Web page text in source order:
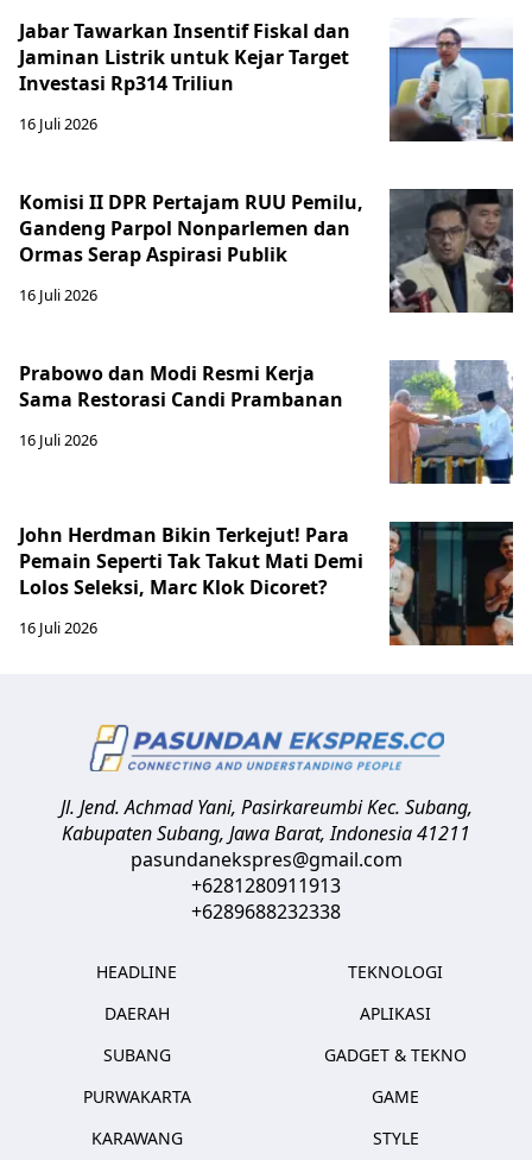
Jabar Tawarkan Insentif Fiskal dan
Jaminan Listrik untuk Kejar Target
Investasi Rp314 Triliun
16 Juli 2026
Komisi II DPR Pertajam RUU Pemilu,
Gandeng Parpol Nonparlemen dan
Ormas Serap Aspirasi Publik
16 Juli 2026
Prabowo dan Modi Resmi Kerja
Sama Restorasi Candi Prambanan
16 Juli 2026
John Herdman Bikin Terkejut! Para
Pemain Seperti Tak Takut Mati Demi
Lolos Seleksi, Marc Klok Dicoret?
16 Juli 2026
Jl. Jend. Achmad Yani, Pasirkareumbi Kec. Subang,
Kabupaten Subang, Jawa Barat,Indonesia41211
pasundanekspres@gmail.com
+6281280911913
+6289688232338
HEADLINE
DAERAH
SUBANG
PURWAKARTA
KARAWANG
TEKNOLOGI
APLIKASI
GADGET & TEKNO
GAME
STYLE